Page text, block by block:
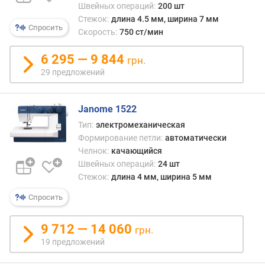
ы
п
о
о
т
з
ы
в
а
м
п
а
т
е
д
о
б
Спросить
Швейных операций: 200 шт
Стежок: длина 4.5 мм, ширина 7 мм
Скорость: 750 ст/мин
6 295 — 9 844 грн.
29 предложений
Спросить
Janome 1522
Тип: электромеханическая
Формирование петли: автоматически
Челнок: качающийся
Швейных операций: 24 шт
Стежок: длина 4 мм, ширина 5 мм
9 712 — 14 060 грн.
19 предложений